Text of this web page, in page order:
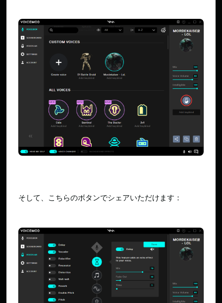
そして、こちらのボタンでシェアいただけます：